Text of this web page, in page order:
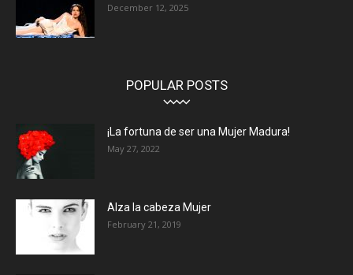
December 12, 2025
POPULAR POSTS
¡La fortuna de ser una Mujer Madura!
May 27, 2022
Alza la cabeza Mujer
February 21, 2019